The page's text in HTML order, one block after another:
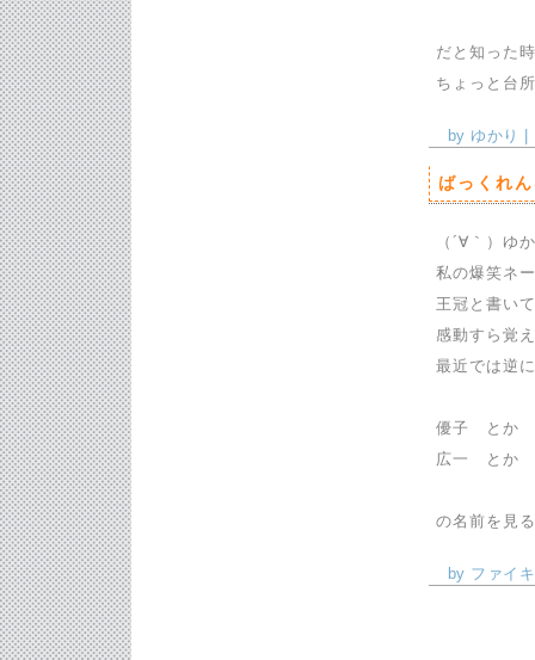
だと知った
ちょっと台
by ゆかり |
ばっくれ
（´∀｀）ゆ
私の爆笑ネ
王冠と書い
感動すら覚
最近では逆
優子 とか
広一 とか
の名前を見
by ファイキ